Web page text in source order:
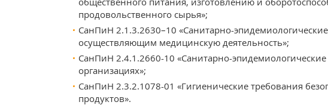
продовольственного сырья»;
СанПиН 2.1.3.2630–10 «Санитарно-
осуществляющим медицинскую деятельность»;
СанПиН 2.4.1.2660-10 «Санитарно-
организациях»;
СанПиН 2.3.2.1078-01 «Гигиенические требования
продуктов».